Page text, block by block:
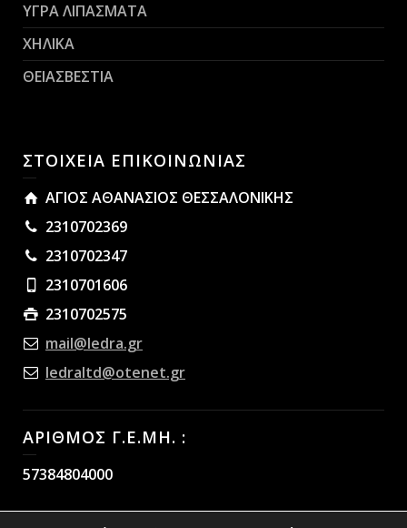
ΥΓΡΑ ΛΙΠΑΣΜΑΤΑ
ΧΗΛΙΚΑ
ΘΕΙΑΣΒΕΣΤΙΑ
ΣΤΟΙΧΕΙΑ ΕΠΙΚΟΙΝΩΝΙΑΣ
ΑΓΙΟΣ ΑΘΑΝΑΣΙΟΣ ΘΕΣΣΑΛΟΝΙΚΗΣ
2310702369
2310702347
2310701606
2310702575
mail@ledra.gr
ledraltd@otenet.gr
ΑΡΙΘΜΟΣ Γ.Ε.ΜΗ. :
57384804000